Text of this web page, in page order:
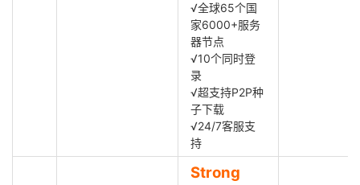
√全球65个国
家6000+服务
器节点
√10个同时登
录
√超支持P2P种
子下载
√24/7客服支
持
Strong